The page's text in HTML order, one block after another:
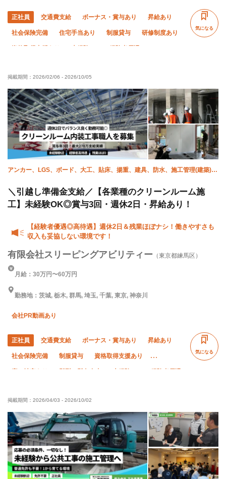
正社員 交通費支給 ボーナス・賞与あり 昇給あり
社会保険完備 住宅手当あり 制服貸与 研修制度あり
資格取得支援あり 未経験OK 経験者優遇
完全週休二日制 夏季休暇
気になる
掲載期間： 2026/02/06 - 2026/10/05
アンカー、LGS、ボード、大工、貼床、揚重、建具、防水、施工管理(建築)、
＼引越し準備金支給／【各業種のクリーンルーム施
工】未経験OK◎賞与3回・週休2日・昇給あり！
【経験者優遇◎高待遇】週休2日＆残業ほぼナシ！働きやすさも
収入も妥協しない環境です！
有限会社スリーピングアビリティー （東京都練馬区）
月給：30万円〜60万円
勤務地：茨城, 栃木, 群馬, 埼玉, 千葉, 東京, 神奈川
会社PR動画あり
正社員 交通費支給 ボーナス・賞与あり 昇給あり
社会保険完備 制服貸与 資格取得支援あり
車・バイク通勤OK 残業ゼロ
気になる
掲載期間： 2026/04/03 - 2026/10/02